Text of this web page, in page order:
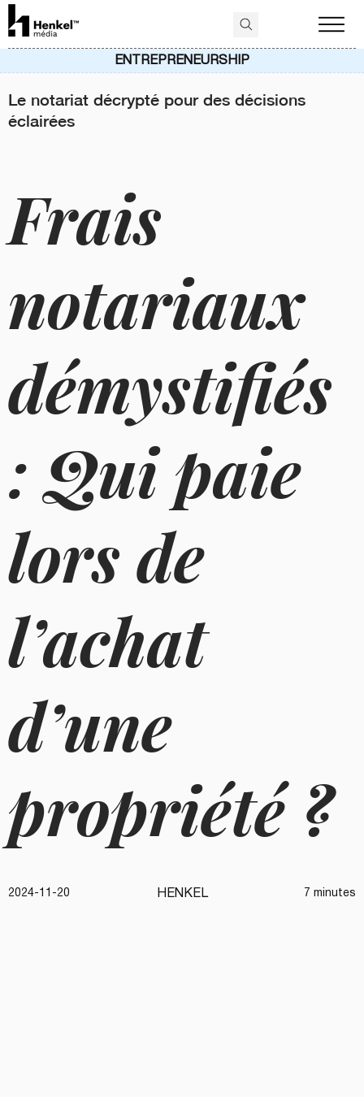
Le notariat décrypté pour des décisions
éclairées
Frais
notariaux
démystifiés
: Qui paie
lors de
l’achat
d’une
propriété ?
2024-11-20 HENKEL 7 minutes
ENTREPRENEURSHIP